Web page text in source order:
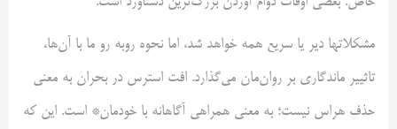
مشکلاتها دیر یا سریع همه خواهد شد، اما نحوه روبه رو ما با آن‌ها،
تاثییر ماندگاری بر روان‌مان می‌گذارد. افت استرس در بحران به معنی
حذف هراس نیست؛ به معنی همراهی آگاهانه با خودمان* است. این که